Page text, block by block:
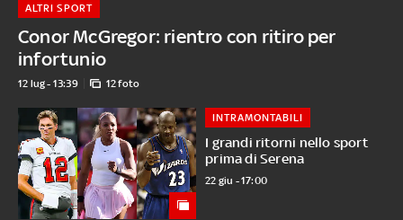
Conor McGregor: rientro con ritiro per
infortunio
ALTRI SPORT
12 lug - 13:39 12 foto
I grandi ritorni nello sport
prima di Serena
INTRAMONTABILI
22 giu - 17:00